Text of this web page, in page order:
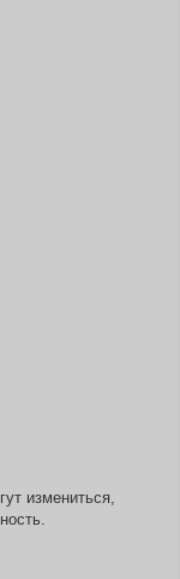
измениться,